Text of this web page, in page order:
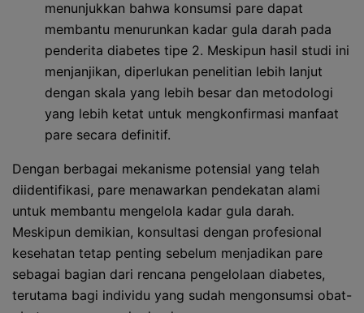
menunjukkan bahwa konsumsi pare dapat
membantu menurunkan kadar gula darah pada
penderita diabetes tipe 2. Meskipun hasil studi ini
menjanjikan, diperlukan penelitian lebih lanjut
dengan skala yang lebih besar dan metodologi
yang lebih ketat untuk mengkonfirmasi manfaat
pare secara definitif.
Dengan berbagai mekanisme potensial yang telah
diidentifikasi, pare menawarkan pendekatan alami
untuk membantu mengelola kadar gula darah.
Meskipun demikian, konsultasi dengan profesional
kesehatan tetap penting sebelum menjadikan pare
sebagai bagian dari rencana pengelolaan diabetes,
terutama bagi individu yang sudah mengonsumsi obat-